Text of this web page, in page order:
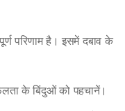
परिणाम है। इसमें दबाव के
के बिंदुओं को पहचानें।